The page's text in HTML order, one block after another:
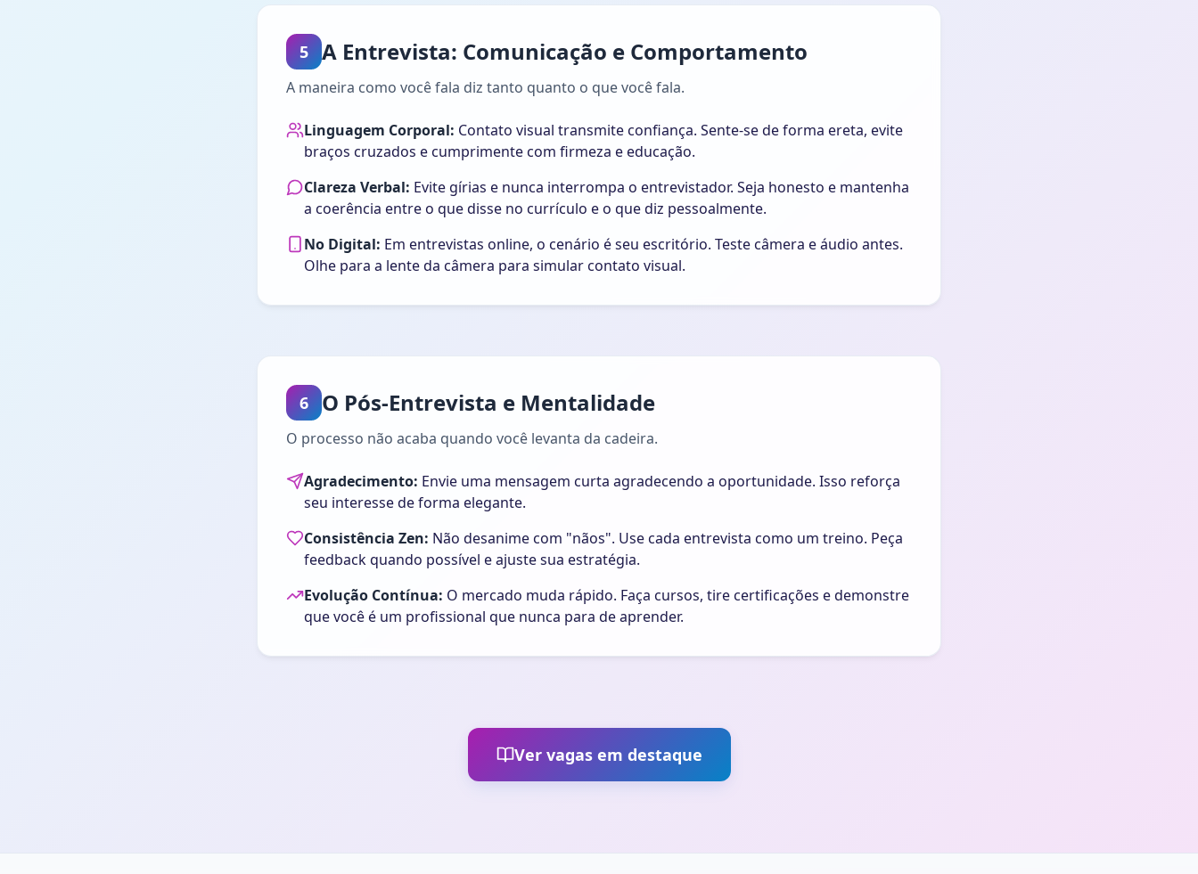
5 A Entrevista: Comunicação e Comportamento
A maneira como você fala diz tanto quanto o que você fala.
Linguagem Corporal: Contato visual transmite confiança. Sente-se de forma ereta, evite
braços cruzados e cumprimente com firmeza e educação.
Clareza Verbal: Evite gírias e nunca interrompa o entrevistador. Seja honesto e mantenha
a coerência entre o que disse no currículo e o que diz pessoalmente.
No Digital: Em entrevistas online, o cenário é seu escritório. Teste câmera e áudio antes.
Olhe para a lente da câmera para simular contato visual.
6 O Pós-Entrevista e Mentalidade
O processo não acaba quando você levanta da cadeira.
Agradecimento: Envie uma mensagem curta agradecendo a oportunidade. Isso reforça
seu interesse de forma elegante.
Consistência Zen: Não desanime com "nãos". Use cada entrevista como um treino. Peça
feedback quando possível e ajuste sua estratégia.
Evolução Contínua: O mercado muda rápido. Faça cursos, tire certificações e demonstre
que você é um profissional que nunca para de aprender.
Ver vagas em destaque